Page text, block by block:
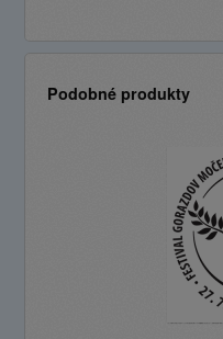
Podobné produkty